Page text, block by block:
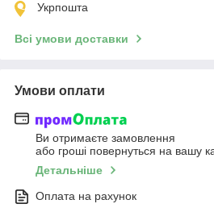
Укрпошта
Всі умови доставки
Умови оплати
Ви отримаєте замовлення
або гроші повернуться на вашу
Детальніше
Оплата на рахунок